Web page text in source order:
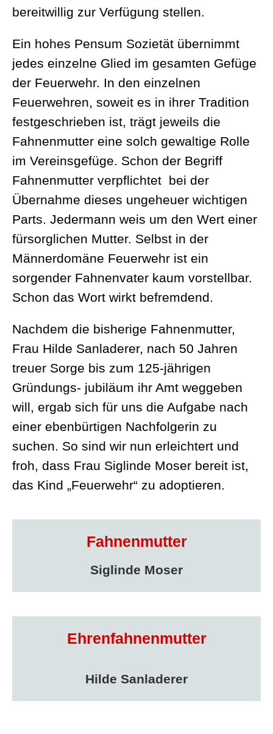
bereitwillig zur Verfügung stellen.
Ein hohes Pensum Sozietät übernimmt
jedes einzelne Glied im gesamten Gefüge
der Feuerwehr. In den einzelnen
Feuerwehren, soweit es in ihrer Tradition
festgeschrieben ist, trägt jeweils die
Fahnenmutter eine solch gewaltige Rolle
im Vereinsgefüge. Schon der Begriff
Fahnenmutter verpflichtet bei der
Übernahme dieses ungeheuer wichtigen
Parts. Jedermann weis um den Wert einer
fürsorglichen Mutter. Selbst in der
Männerdomäne Feuerwehr ist ein
sorgender Fahnenvater kaum vorstellbar.
Schon das Wort wirkt befremdend.
Nachdem die bisherige Fahnenmutter,
Frau Hilde Sanladerer, nach 50 Jahren
treuer Sorge bis zum 125-jährigen
Gründungs- jubiläum ihr Amt weggeben
will, ergab sich für uns die Aufgabe nach
einer ebenbürtigen Nachfolgerin zu
suchen. So sind wir nun erleichtert und
froh, dass Frau Siglinde Moser bereit ist,
das Kind „Feuerwehr“ zu adoptieren.
Fahnenmutter
Siglinde Moser
Ehrenfahnenmutter
Hilde Sanladerer